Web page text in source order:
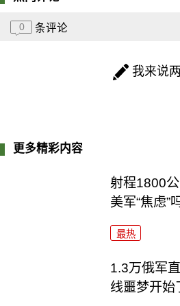
0 条评论
我来说
更多精彩内容
射程1800
美军“焦虑”
最热
1.3万俄军
线噩梦开始